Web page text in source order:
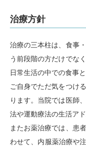
治療方針
治療の三本柱は、食事
う前段階の方だけでな
日常生活の中での食事
ご自身でただ気をつけ
ります。当院では医師
法や運動療法の生活ア
またお薬治療では、患
わせて、内服薬治療や